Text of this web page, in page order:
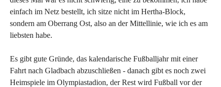
einfach im Netz bestellt, ich sitze nicht im Hertha-Block,
sondern am Oberrang Ost, also an der Mittellinie, wie ich es am
liebsten habe.
Es gibt gute Gründe, das kalendarische Fußballjahr mit einer
Fahrt nach Gladbach abzuschließen - danach gibt es noch zwei
Heimspiele im Olympiastadion, der Rest wird Fußball vor der